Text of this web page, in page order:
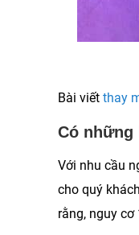
Bài viết thay
Có
Với nhu cầu
cho quý
rằng, nguy